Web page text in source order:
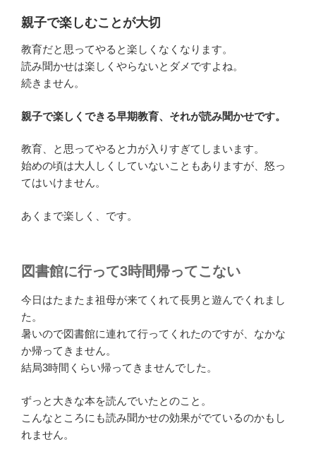
親子で楽しむことが大切
教育だと思ってやると楽しくなくなります。
読み聞かせは楽しくやらないとダメですよね。
続きません。
親子で楽しくできる早期教育、それが読み聞かせです。
教育、と思ってやると力が入りすぎてしまいます。
始めの頃は大人しくしていないこともありますが、怒っ
てはいけません。
あくまで楽しく、です。
図書館に行って3時間帰ってこない
今日はたまたま祖母が来てくれて長男と遊んでくれまし
た。
暑いので図書館に連れて行ってくれたのですが、なかな
か帰ってきません。
結局3時間くらい帰ってきませんでした。
ずっと大きな本を読んでいたとのこと。
こんなところにも読み聞かせの効果がでているのかもし
れません。